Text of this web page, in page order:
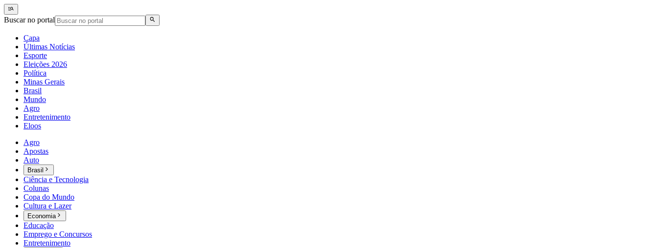
Buscar no portal
Capa
Últimas Notícias
Esporte
Eleições 2026
Política
Minas Gerais
Brasil
Mundo
Agro
Entretenimento
Eloos
Agro
Apostas
Auto
Brasil
Ciência e Tecnologia
Colunas
Copa do Mundo
Cultura e Lazer
Economia
Educação
Emprego e Concursos
Entretenimento